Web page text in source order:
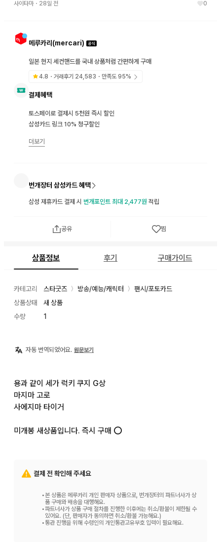
사이타마・ 28일 전 0
메루카리(mercari)
일본 현지 세컨핸드를 국내 상품처럼 간편하게 구매
4.8 ・거래후기 24,583 ・만족도95%
결제혜택
토스페이로 결제시 5천원 즉시 할인
삼성카드 링크 10% 청구할인
더보기
번개장터 삼성카드 혜택
삼성 제휴카드 결제 시 번개포인트 최대 2,477원 적립
공유 찜
상품정보 후기 구매가이드
카테고리 스타굿즈 〉 방송/예능/캐릭터 〉
팬시/포토카드
상품상태
새 상품
수량
1
자동 번역되었어요. 원문보기
용과 같이 세가 럭키 쿠지 G상
마지마 고로
사에지마 타이거
미개봉 새상품입니다. 즉시 구매 ⭕️
결제 전 확인해 주세요
•본 상품은 메루카리 개인 판매자 상품으로, 번개장터의 파트너사가 상
품 구매와 배송을 대행해요.
•파트너사가 상품 구매 절차를 진행한 이후에는 취소/환불이 제한될 수
있어요. (단, 판매자가 동의하면 취소/환불 가능해요.)
•통관 진행을 위해 수령인의 개인통관고유부호 입력이 필요해요.